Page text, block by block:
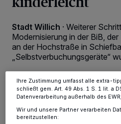
Stadt Willich · Weiterer
Modernisierung in der BiB,
an der Hochstraße in
„Selbstverbuchungsgeräte“
04.08.2022 , 14:36 Uhr Eine
Tracking-Technologien für die unter
Anzeigen möglicherweise nicht mehr
dieses Menü jederzeit wieder
ändern oder Ihre Einwilligung zu
Ihre Einstellungen gelten innerhalb
Ihre Zustimmung umfasst alle extra-
schließt gem. Art. 49 Abs. 1 S. 1 lit. a
Datenverarbeitung außerhalb des
Wir und unsere Partner verarbeiten
bereitzustellen: